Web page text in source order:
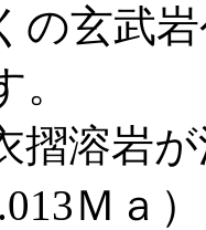
の玄武
溶岩
Ｍａ